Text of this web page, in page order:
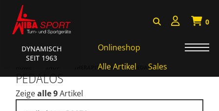
DYNAMISCH
SEIT 1963
0
Onlineshop
Alle Artikel
Sales
Badminton, Faustball
Bälle, Ballzubehör
THERAPIEBEDARF PEDALOS
PEDALOS
Zeigealle 9Artikel